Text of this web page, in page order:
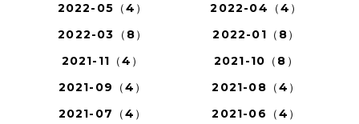
2022-05（4）
2022-04（4）
2022-03（8）
2022-01（8）
2021-11（4）
2021-10（8）
2021-09（4）
2021-08（4）
2021-07（4）
2021-06（4）